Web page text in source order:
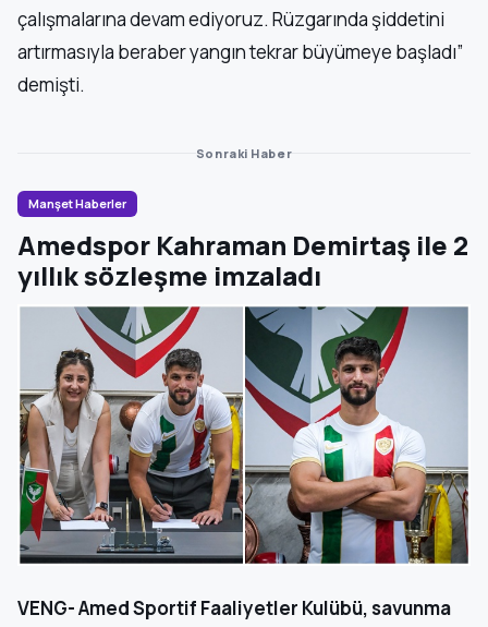
çalışmalarına devam ediyoruz. Rüzgarında şiddetini
artırmasıyla beraber yangın tekrar büyümeye başladı”
demişti.
Sonraki Haber
Manşet Haberler
Amedspor Kahraman Demirtaş ile 2
yıllık sözleşme imzaladı
VENG- Amed Sportif Faaliyetler Kulübü, savunma